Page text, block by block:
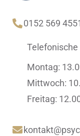
0152 569
Montag:
Mittwoch:
Freitag:
